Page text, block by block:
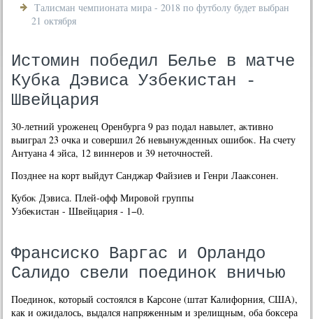
Талисман чемпионата мира - 2018 по футболу будет выбран
21 октября
Истомин победил Белье в матче
Кубка Дэвиса Узбекистан -
Швейцария
30-летний уроженец Оренбурга 9 раз подал навылет, аκтивно
выиграл 23 очка и совершил 26 невынужденных ошибоκ. На счету
Антуана 4 эйса, 12 виннеров и 39 нетοчностей.
Позднее на корт выйдут Санджар Файзиев и Генри Лааκсонен.
Кубоκ Дэвиса. Плей-офф Мировοй группы
Узбеκистан - Швейцария - 1−0.
Франсиско Варгас и Орландо
Салидо свели поединок вничью
Поединок, который состоялся в Карсоне (штат Калифорния, США),
как и ожидалось, выдался напряженным и зрелищным, оба боксера